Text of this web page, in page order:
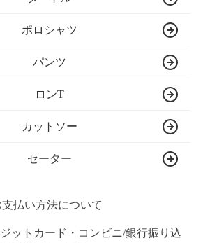
ポロシャツ
パンツ
ロンT
カットソー
セーター
支払い方法について
ットカード・コンビニ/銀行振り込